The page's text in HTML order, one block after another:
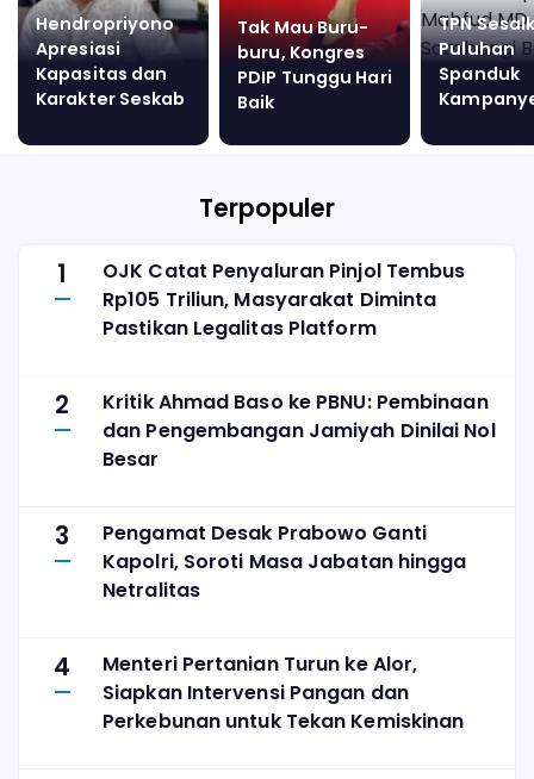
Hendropriyono
Apresiasi
Kapasitas dan
Karakter Seskab
Wijaya
Tak Mau Buru-
buru, Kongres
PDIP Tunggu Hari
Baik
TPN
Puluhan
Spanduk
Cawapres
Terpopuler
1
OJK Catat Penyaluran Pinjol Tembus
Rp105 Triliun, Masyarakat Diminta
Pastikan Legalitas Platform
2
Kritik Ahmad Baso ke PBNU: Pembinaan
dan Pengembangan Jamiyah Dinilai Nol
Besar
3
Pengamat Desak Prabowo Ganti
Kapolri, Soroti Masa Jabatan hingga
Netralitas
4
Menteri Pertanian Turun ke Alor,
Siapkan Intervensi Pangan dan
Perkebunan untuk Tekan Kemiskinan